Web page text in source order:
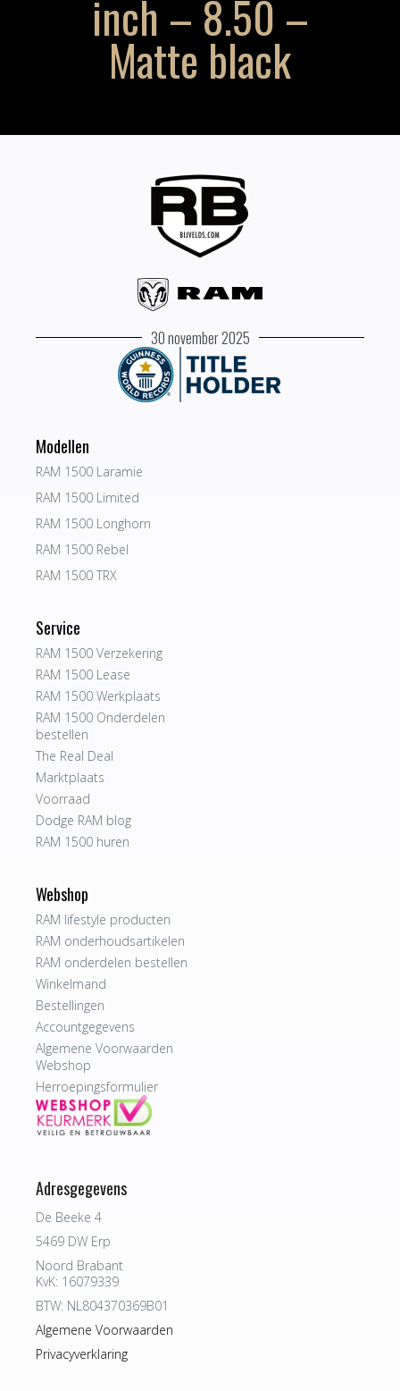
inch – 8.50 –
Matte black
30 november 2025
Modellen
RAM 1500 Laramie
RAM 1500 Limited
RAM 1500 Longhorn
RAM 1500 Rebel
RAM 1500 TRX
Service
RAM 1500 Verzekering
RAM 1500 Lease
RAM 1500 Werkplaats
RAM 1500 Onderdelen
bestellen
The Real Deal
Marktplaats
Voorraad
Dodge RAM blog
RAM 1500 huren
Webshop
RAM lifestyle producten
RAM onderhoudsartikelen
RAM onderdelen bestellen
Winkelmand
Bestellingen
Accountgegevens
Algemene Voorwaarden
Webshop
Herroepingsformulier
Adresgegevens
De Beeke 4
5469 DW Erp
Noord Brabant
KvK: 16079339
BTW: NL804370369B01
Algemene Voorwaarden
Privacyverklaring